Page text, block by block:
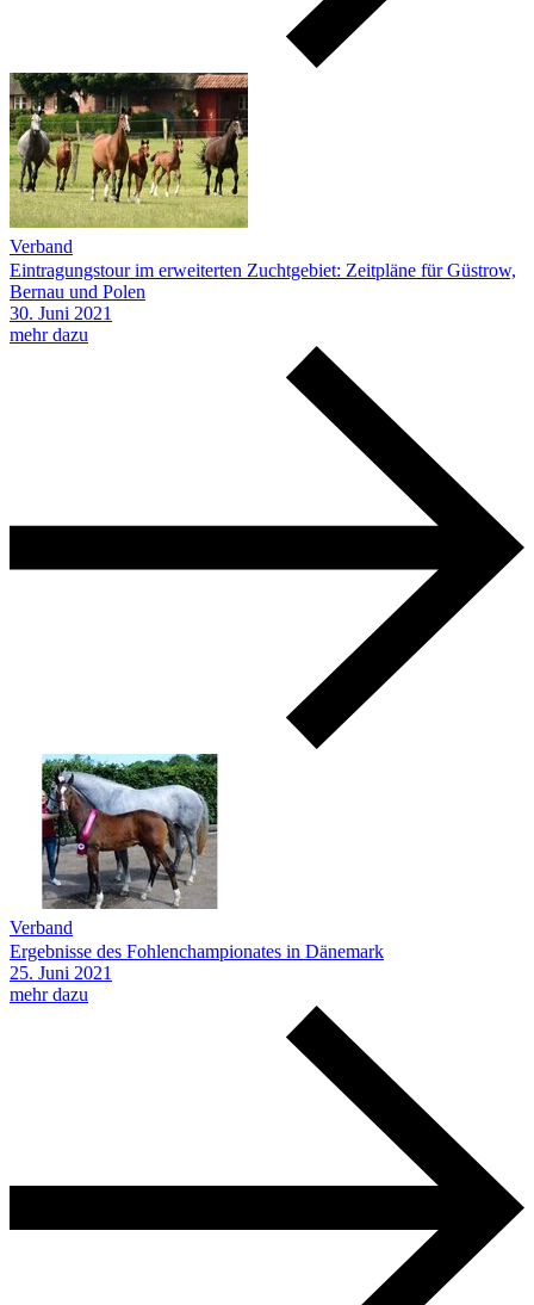
Verband
Eintragungstour im erweiterten Zuchtgebiet: Zeitpläne für Güstrow,
Bernau und Polen
30. Juni 2021
mehr dazu
Verband
Ergebnisse des Fohlenchampionates in Dänemark
25. Juni 2021
mehr dazu